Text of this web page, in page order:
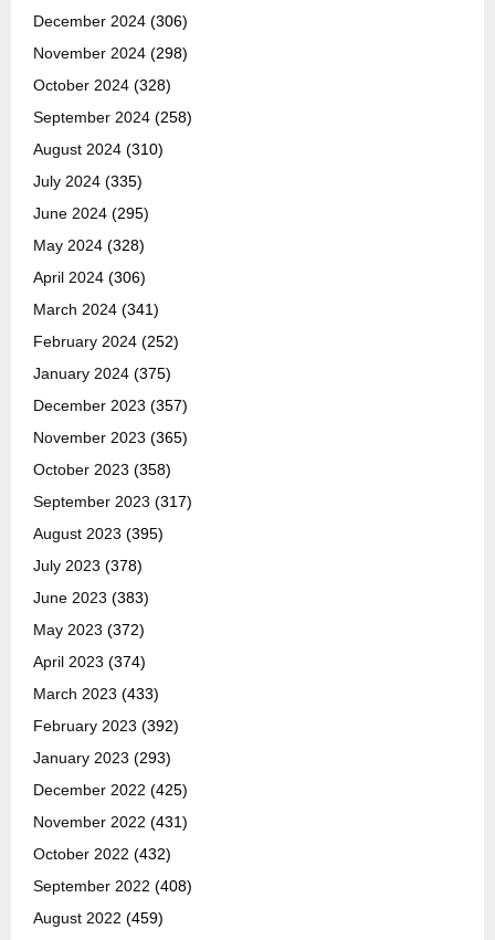
December 2024 (306)
November 2024 (298)
October 2024 (328)
September 2024 (258)
August 2024 (310)
July 2024 (335)
June 2024 (295)
May 2024 (328)
April 2024 (306)
March 2024 (341)
February 2024 (252)
January 2024 (375)
December 2023 (357)
November 2023 (365)
October 2023 (358)
September 2023 (317)
August 2023 (395)
July 2023 (378)
June 2023 (383)
May 2023 (372)
April 2023 (374)
March 2023 (433)
February 2023 (392)
January 2023 (293)
December 2022 (425)
November 2022 (431)
October 2022 (432)
September 2022 (408)
August 2022 (459)